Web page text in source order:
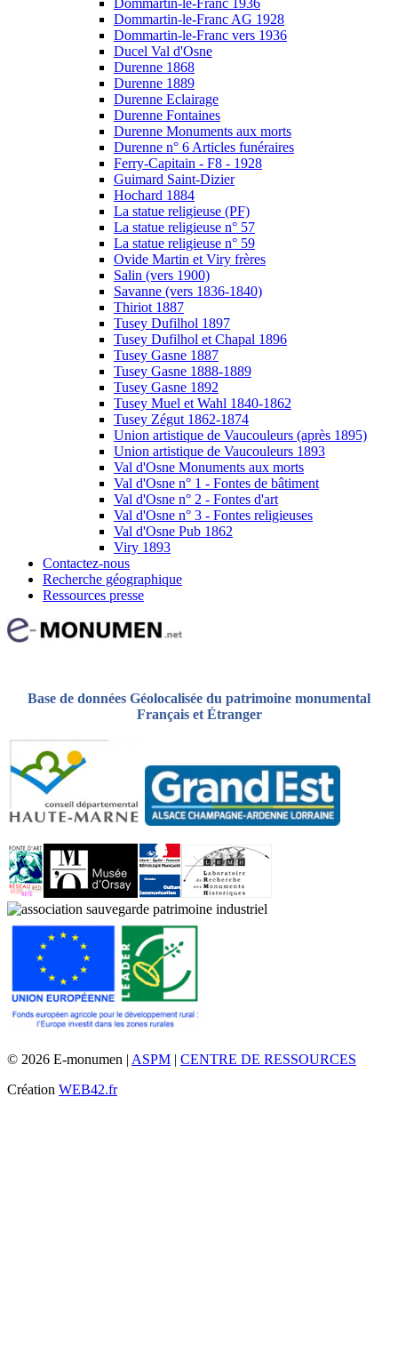
Dommartin-le-Franc 1936
Dommartin-le-Franc AG 1928
Dommartin-le-Franc vers 1936
Ducel Val d'Osne
Durenne 1868
Durenne 1889
Durenne Eclairage
Durenne Fontaines
Durenne Monuments aux morts
Durenne n° 6 Articles funéraires
Ferry-Capitain - F8 - 1928
Guimard Saint-Dizier
Hochard 1884
La statue religieuse (PF)
La statue religieuse n° 57
La statue religieuse n° 59
Ovide Martin et Viry frères
Salin (vers 1900)
Savanne (vers 1836-1840)
Thiriot 1887
Tusey Dufilhol 1897
Tusey Dufilhol et Chapal 1896
Tusey Gasne 1887
Tusey Gasne 1888-1889
Tusey Gasne 1892
Tusey Muel et Wahl 1840-1862
Tusey Zégut 1862-1874
Union artistique de Vaucouleurs (après 1895)
Union artistique de Vaucouleurs 1893
Val d'Osne Monuments aux morts
Val d'Osne n° 1 - Fontes de bâtiment
Val d'Osne n° 2 - Fontes d'art
Val d'Osne n° 3 - Fontes religieuses
Val d'Osne Pub 1862
Viry 1893
Contactez-nous
Recherche géographique
Ressources presse
Base de données Géolocalisée du patrimoine monumental
Français et Étranger
© 2026 E-monumen | ASPM | CENTRE DE RESSOURCES
Création WEB42.fr